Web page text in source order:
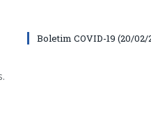
Boletim COVID-19 (20/02/